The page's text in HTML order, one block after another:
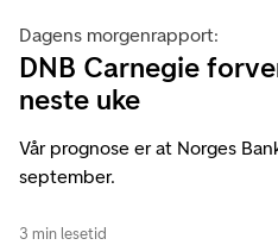
Dagens morgenrapport:
DNB Carnegie
neste uke
Vår prognose er at Norges
september.
3 min lesetid